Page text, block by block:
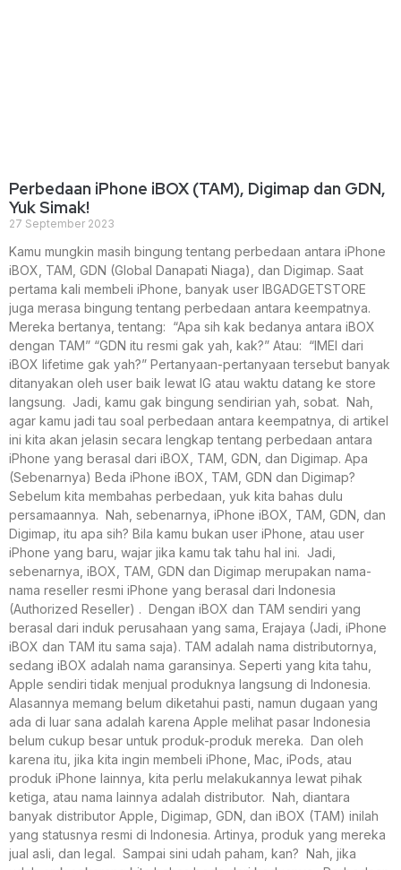
Perbedaan iPhone iBOX (TAM), Digimap dan GDN,
Yuk Simak!
27 September 2023
Kamu mungkin masih bingung tentang perbedaan antara iPhone
iBOX, TAM, GDN (Global Danapati Niaga), dan Digimap. Saat
pertama kali membeli iPhone, banyak user IBGADGETSTORE
juga merasa bingung tentang perbedaan antara keempatnya.
Mereka bertanya, tentang: “Apa sih kak bedanya antara iBOX
dengan TAM” “GDN itu resmi gak yah, kak?” Atau: “IMEI dari
iBOX lifetime gak yah?” Pertanyaan-pertanyaan tersebut banyak
ditanyakan oleh user baik lewat IG atau waktu datang ke store
langsung. Jadi, kamu gak bingung sendirian yah, sobat. Nah,
agar kamu jadi tau soal perbedaan antara keempatnya, di artikel
ini kita akan jelasin secara lengkap tentang perbedaan antara
iPhone yang berasal dari iBOX, TAM, GDN, dan Digimap. Apa
(Sebenarnya) Beda iPhone iBOX, TAM, GDN dan Digimap?
Sebelum kita membahas perbedaan, yuk kita bahas dulu
persamaannya. Nah, sebenarnya, iPhone iBOX, TAM, GDN, dan
Digimap, itu apa sih? Bila kamu bukan user iPhone, atau user
iPhone yang baru, wajar jika kamu tak tahu hal ini. Jadi,
sebenarnya, iBOX, TAM, GDN dan Digimap merupakan nama-
nama reseller resmi iPhone yang berasal dari Indonesia
(Authorized Reseller) . Dengan iBOX dan TAM sendiri yang
berasal dari induk perusahaan yang sama, Erajaya (Jadi, iPhone
iBOX dan TAM itu sama saja). TAM adalah nama distributornya,
sedang iBOX adalah nama garansinya. Seperti yang kita tahu,
Apple sendiri tidak menjual produknya langsung di Indonesia.
Alasannya memang belum diketahui pasti, namun dugaan yang
ada di luar sana adalah karena Apple melihat pasar Indonesia
belum cukup besar untuk produk-produk mereka. Dan oleh
karena itu, jika kita ingin membeli iPhone, Mac, iPods, atau
produk iPhone lainnya, kita perlu melakukannya lewat pihak
ketiga, atau nama lainnya adalah distributor. Nah, diantara
banyak distributor Apple, Digimap, GDN, dan iBOX (TAM) inilah
yang statusnya resmi di Indonesia. Artinya, produk yang mereka
jual asli, dan legal. Sampai sini udah paham, kan? Nah, jika